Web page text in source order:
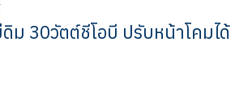
ม 30วัตต์ชีโอบี ปรับหน้าโคมได้